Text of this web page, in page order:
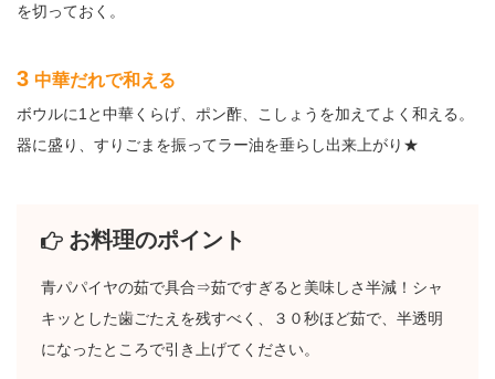
を切っておく。
3 中華だれで和える
ボウルに1と中華くらげ、ポン酢、こしょうを加えてよく和える。
器に盛り、すりごまを振ってラー油を垂らし出来上がり★
お料理のポイント
青パパイヤの茹で具合⇒茹ですぎると美味しさ半減！シャ
キッとした歯ごたえを残すべく、３０秒ほど茹で、半透明
になったところで引き上げてください。